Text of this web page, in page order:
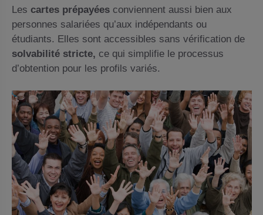
Les cartes prépayéesconviennent aussi bien aux
personnes salariées qu’aux indépendants ou
étudiants. Elles sont accessibles sans vérification de
solvabilité stricte, ce qui simplifie le processus
d’obtention pour les profils variés.